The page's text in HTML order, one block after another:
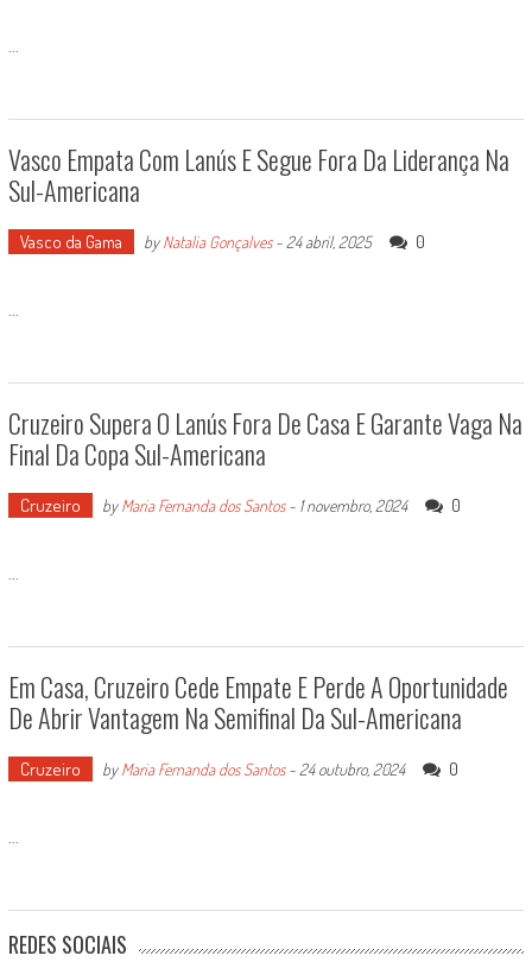
...
Vasco Empata Com Lanús E Segue Fora Da Liderança Na
Sul-Americana
Vasco da Gama byNatalia Gonçalves- 24 abril, 2025 0
...
Cruzeiro Supera O Lanús Fora De Casa E Garante Vaga Na
Final Da Copa Sul-Americana
Cruzeiro byMaria Fernanda dos Santos- 1 novembro, 2024 0
...
Em Casa, Cruzeiro Cede Empate E Perde A Oportunidade
De Abrir Vantagem Na Semifinal Da Sul-Americana
Cruzeiro byMaria Fernanda dos Santos- 24 outubro, 2024 0
...
REDES SOCIAIS